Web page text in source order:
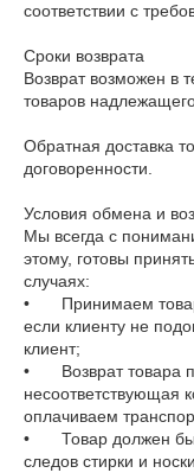
соответствии с
Сроки возврата
Возврат возможен в
товаров надлежащего
Обратная доставка
договоренности.
Условия обмена и
Мы всегда с
этому, готовы
случаях:
•	Принимаем товар на обмен или возврат в том случае,
если клиенту не
клиент;
•	Возврат товара происходит по нашей вине (брак,
несоответствующая
оплачиваем
•	Товар должен быть с биркой или упаковкой и не иметь
следов стирки и